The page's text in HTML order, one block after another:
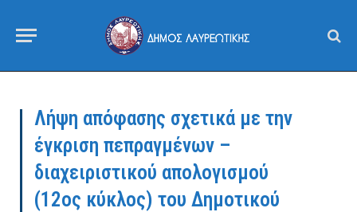
Λήψη απόφασης σχετικά με την
έγκριση πεπραγμένων –
διαχειριστικού απολογισμού
(12ος κύκλος) του Δημοτικού